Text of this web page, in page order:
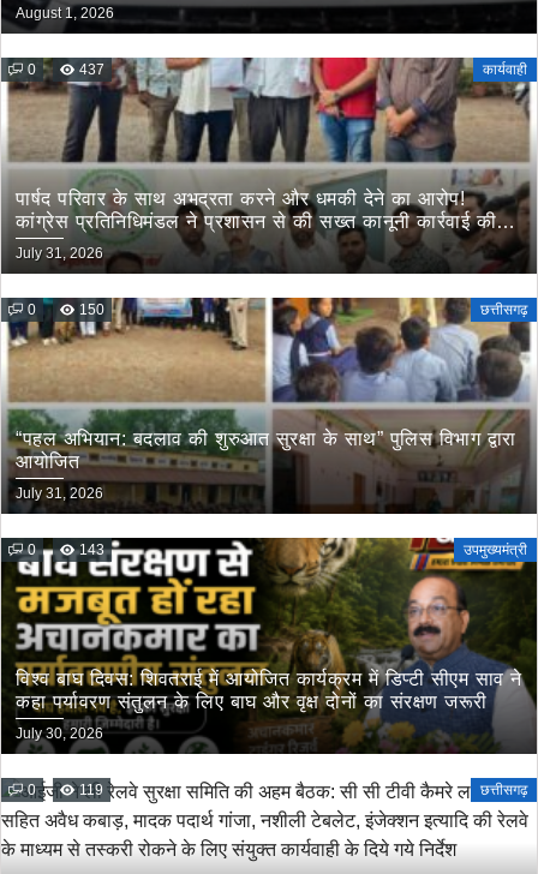
August 1, 2026
0 437 कार्यवाही
पार्षद परिवार के साथ अभद्रता करने और धमकी देने का आरोप!
कांग्रेस प्रतिनिधिमंडल ने प्रशासन से की सख्त कानूनी कार्रवाई की
मांग
July 31, 2026
0 150 छत्तीसगढ़
“पहल अभियान: बदलाव की शुरुआत सुरक्षा के साथ” पुलिस विभाग द्वारा
आयोजित
July 31, 2026
0 143 उपमुख्यमंत्री
विश्व बाघ दिवस: शिवतराई में आयोजित कार्यक्रम में डिप्टी सीएम साव ने
कहा पर्यावरण संतुलन के लिए बाघ और वृक्ष दोनों का संरक्षण जरूरी
July 30, 2026
0 119 छत्तीसगढ़